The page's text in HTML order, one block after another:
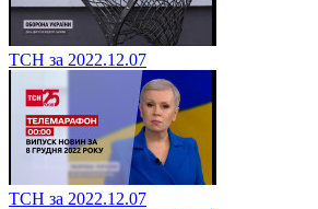
ТСН за 2022.12.07
ТСН за 2022.12.07